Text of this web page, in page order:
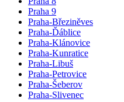
Praha 9
Praha-Březiněves
Praha-Ďáblice
Praha-Klánovice
Praha-Kunratice
Praha-Libuš
Praha-Petrovice
Praha-Šeberov
Praha-Slivenec